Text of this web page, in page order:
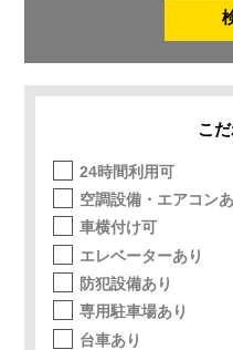
こ
24時間利用可
空調設備・エアコン
車横付け可
エレベーターあり
防犯設備あり
専用駐車場あり
台車あり